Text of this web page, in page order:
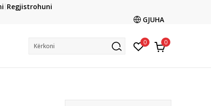
CLICK & COLLECT
me kartë online dhe bëni tërheqjen në dyqanin që ju
Regjistrohuni
GJUHA
Kërkoni 0 0